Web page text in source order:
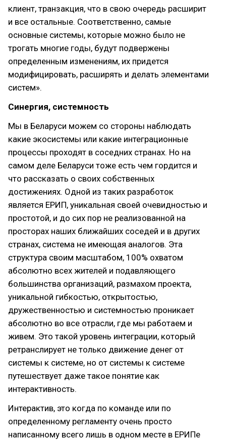
клиент, транзакция, что в свою очередь расширит
и все остальные. Соответственно, самые
основные системы, которые можно было не
трогать многие годы, будут подвержены
определенным изменениям, их придется
модифицировать, расширять и делать элементами
систем».
Синергия, системность
Мы в Беларуси можем со стороны наблюдать
какие экосистемы или какие интеграционные
процессы проходят в соседних странах. Но на
самом деле Беларуси тоже есть чем гордится и
что рассказать о своих собственных
достижениях. Одной из таких разработок
является ЕРИП, уникальная своей очевидностью и
простотой, и до сих пор не реализованной на
просторах наших ближайших соседей и в других
странах, система не имеющая аналогов. Эта
структура своим масштабом, 100% охватом
абсолютно всех жителей и подавляющего
большинства организаций, размахом проекта,
уникальной гибкостью, открытостью,
дружественностью и системностью проникает
абсолютно во все отрасли, где мы работаем и
живем. Это такой уровень интеграции, который
ретранслирует не только движение денег от
системы к системе, но от системы к системе
путешествует даже такое понятие как
интерактивность.
Интерактив, это когда по команде или по
определенному регламенту очень просто
написанному всего лишь в одном месте в ЕРИПе